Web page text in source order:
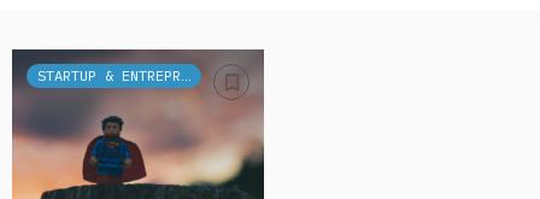
STARTUP & ENTREPRENEURSHIP